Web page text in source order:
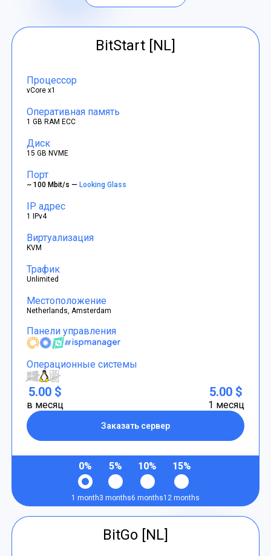
BitStart [NL]
Процессор
vCore x1
Оперативная память
1 GB RAM ECC
Диск
15 GB NVME
Порт
~ 100 Mbit/s —Looking Glass
IP адрес
1 IPv4
Виртуализация
KVM
Трафик
Unlimited
Местоположение
Netherlands, Amsterdam
Панели управления
Операционные системы
5.00 $
в месяц
Заказать сервер
5.00 $
1 месяц
0%
1 month
5%
3 months
10%
6 months
15%
12 months
BitGo [NL]